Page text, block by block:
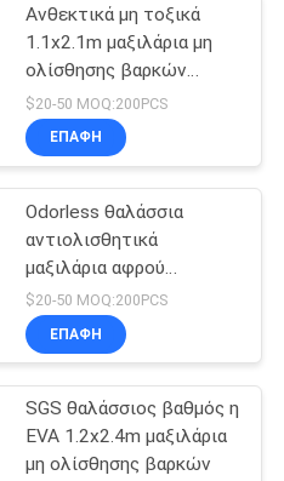
τα
Ανθεκτικά μη τοξικά
1.1x2.1m μαξιλάρια μη
ολίσθησης βαρκών
λεκέδων
$20-50 MOQ:200PCS
ΕΠΑΦΉ
Odorless θαλάσσια
αντιολισθητικά
μαξιλάρια αφρού
Wefoam EVA
$20-50 MOQ:200PCS
ΕΠΑΦΉ
SGS θαλάσσιος βαθμός η
EVA 1.2x2.4m μαξιλάρια
μη ολίσθησης βαρκών